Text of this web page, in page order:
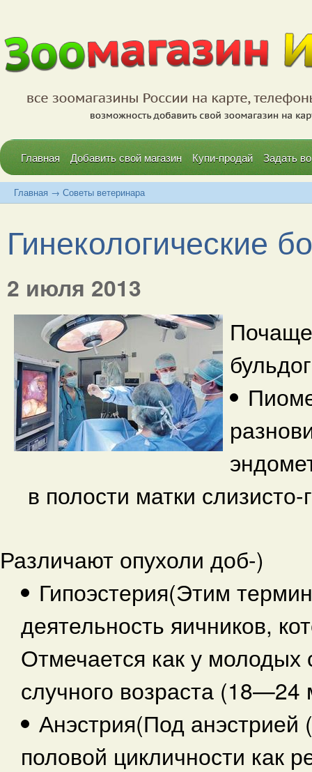
Главная Добавить свой магазин Купи-продай Задать
Главная → Советы ветеринара
Гинекологические
2 июля 2013
в полости матки слизисто-
Различают опухоли доб-)
Гипоэстерия(Этим
деятельность яичников,
Отмечается как у
случного возраста
Анэстрия(Под анэстрией
половой цикличности как